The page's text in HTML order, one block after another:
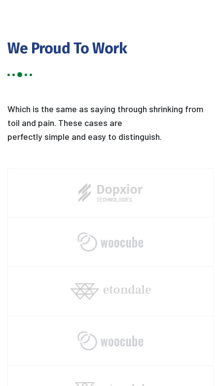
We Proud To Work
Which is the same as saying through shrinking from
toil and pain. These cases are
perfectly simple and easy to distinguish.